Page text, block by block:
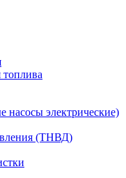
насосы электрические)
(ТНВД)